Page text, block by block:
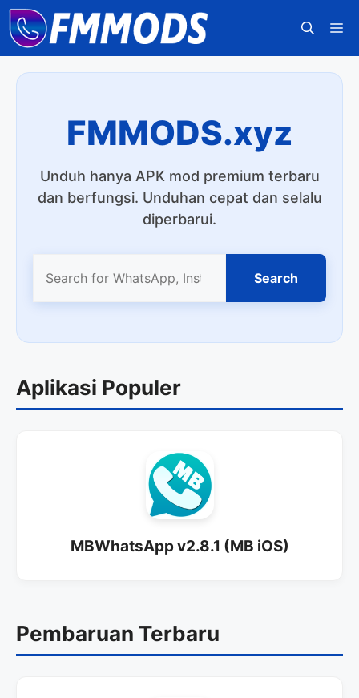
Langsung
ke
FMMODS.xyz
Unduh hanya APK mod premium terbaru
dan berfungsi. Unduhan cepat dan selalu
diperbarui.
Search
Aplikasi Populer
MBWhatsApp v2.8.1 (MB iOS)
Pembaruan Terbaru